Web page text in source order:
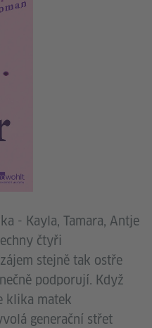
- Kayla, Tamara, Antje
čtyři
stejně tak ostře
podporují. Když
klika matek
generační střet